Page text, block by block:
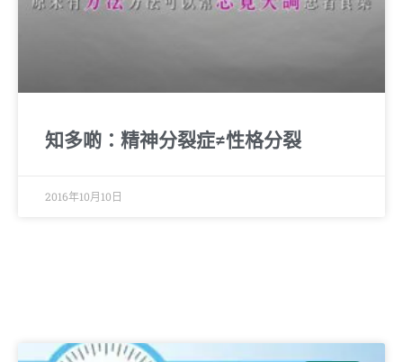
知多啲：精神分裂症≠性格分裂
2016年10月10日